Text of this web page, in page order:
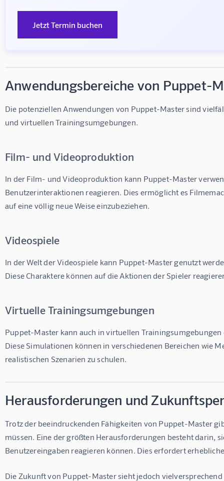
Jetzt Termin buchen
Anwendungsbereiche von Puppet-
Die potenziellen Anwendungen von Puppet-Master sind
und virtuellen Trainingsumgebungen.
Film- und Videoproduktion
In der Film- und Videoproduktion kann Puppet-Master
Benutzerinteraktionen reagieren. Dies ermöglicht es
auf eine völlig neue Weise einzubeziehen.
Videospiele
In der Welt der Videospiele kann Puppet-Master genutzt
Diese Charaktere können auf die Aktionen der Spieler
Virtuelle Trainingsumgebungen
Puppet-Master kann auch in virtuellen
Diese Simulationen können in verschiedenen Bereichen wie
realistischen Szenarien zu schulen.
Herausforderungen und
Trotz der beeindruckenden Fähigkeiten von Puppet-Master
müssen. Eine der größten Herausforderungen besteht darin,
Benutzereingaben reagieren können. Dies erfordert
Die Zukunft von Puppet-Master sieht jedoch